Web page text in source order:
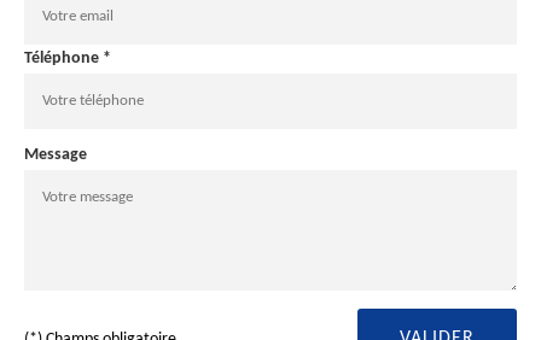
Téléphone *
Message